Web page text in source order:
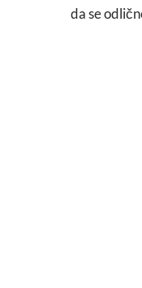
da se